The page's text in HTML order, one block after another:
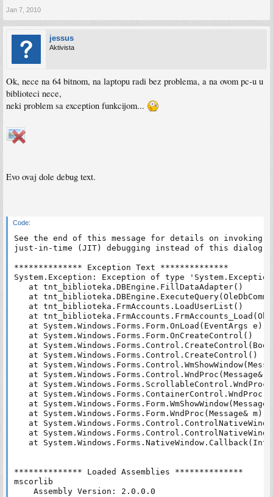
Jan 7, 2010
jessus
Aktivista
Ok, nece na 64 bitnom, na laptopu radi bez problema, a na ovom pc-u u
biblioteci nece,
neki problem sa exception funkcijom...
Evo ovaj dole debug text.
Code:
See the end of this message for details on invoking
just-in-time (JIT) debugging instead of this dialog
************** Exception Text **************
System.Exception: Exception of type
   at tnt_biblioteka.DBEngine.FillDataAdapter()
at
   at tnt_biblioteka.FrmAccounts.LoadUserList()
at
   at System.Windows.Forms.Form.OnLoad(EventArgs e)
   at System.Windows.Forms.Form.OnCreateControl()
at
   at System.Windows.Forms.Control.CreateControl()
at
at System.Windows.Forms.Control.WndProc(Message&
at
at
at
   at System.Windows.Forms.Form.WndProc(Message& m)
at
at
at
************** Loaded Assemblies **************
mscorlib
    Assembly Version: 2.0.0.0